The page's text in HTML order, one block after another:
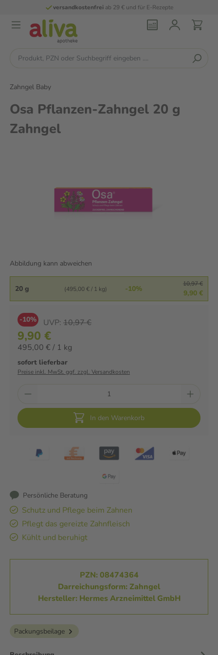
versandkostenfreiab 29 € und für E-Rezepte
Zahngel Baby
Osa Pflanzen-Zahngel 20 g
Zahngel
Abbildung kann abweichen
20 g (495,00 € / 1 kg) -10%
10,97 €
9,90 €
-10% UVP: 10,97 €
9,90 €
495,00 € / 1 kg
sofort lieferbar
Preise inkl. MwSt. ggf. zzgl. Versandkosten
In den Warenkorb
Persönliche Beratung
Schutz und Pflege beim Zahnen
Pflegt das gereizte Zahnfleisch
Kühlt und beruhigt
PZN: 08474364
Darreichungsform: Zahngel
Hersteller: Hermes Arzneimittel GmbH
Packungsbeilage